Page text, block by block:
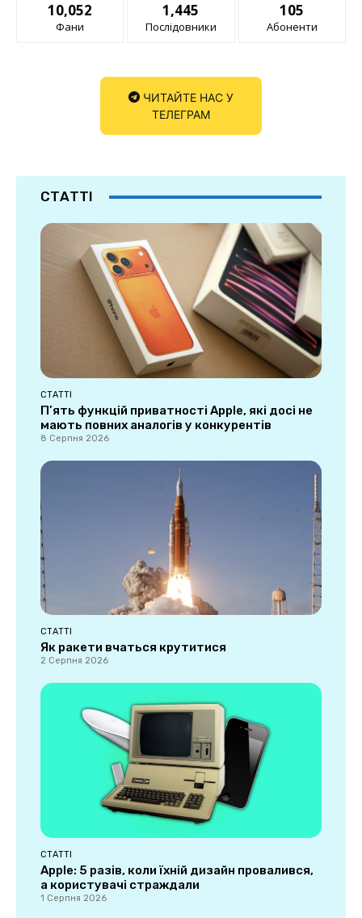
10,052
Фани
1,445
Послідовники
105
Абоненти
ЧИТАЙТЕ НАС У
ТЕЛЕГРАМ
СТАТТІ
СТАТТІ
П’ять функцій приватності Apple, які досі не
мають повних аналогів у конкурентів
8 Серпня 2026
СТАТТІ
Як ракети вчаться крутитися
2 Серпня 2026
СТАТТІ
Apple: 5 разів, коли їхній дизайн провалився,
а користувачі страждали
1 Серпня 2026